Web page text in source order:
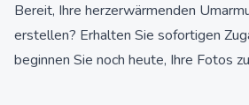
Bereit, Ihre herzerwärmenden
erstellen? Erhalten Sie sofortigen
beginnen Sie noch heute, Ihre Fotos